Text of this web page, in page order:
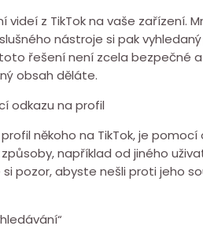
videí z TikTok na vaše
nástroje si pak
řešení není zcela bezpečné
obsah děláte.
odkazu na profil
někoho na TikTok, je
například od jiného
pozor, abyste nešli proti jeho